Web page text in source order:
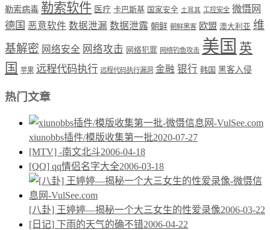
勒索病毒 勒索软件 医疗 卡巴斯基 国家安全 土耳其 工控安全 微慑网
德国 恶意软件 数据泄漏 数据泄露 朝鲜 朝鲜黑客 欧盟 澳大利亚 维
基解密 网络安全 网络攻击 网络犯罪 网络钓鱼攻击 美国 英
国
苹果 远程代码执行 远程代码执行漏洞 金融 银行 韩国 黑客入侵
热门文章
xiunobbs插件/模版收集第一批2020-07-27
[MTV] -南文北斗2006-04-18
[QQ] qq情侣名字大全2006-03-18
[八卦] 王婷婷—揭秘一个大三女生的性爱录像2006-03-22
[日记] 下雨的天气的确不错2006-04-22